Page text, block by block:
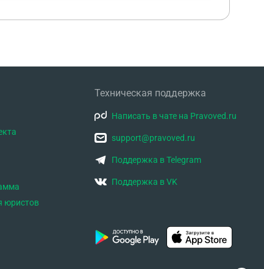
юристов
Техническая поддержка
Написать в чате на Pravoved.ru
support@pravoved.ru
Поддержка в Telegram
Поддержка в VK